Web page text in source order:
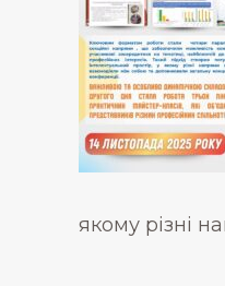
якому різні